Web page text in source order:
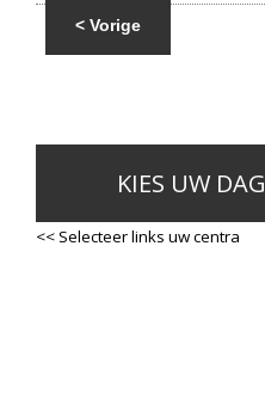
< Vorige
KIES UW DAG
<< Selecteer links uw centra